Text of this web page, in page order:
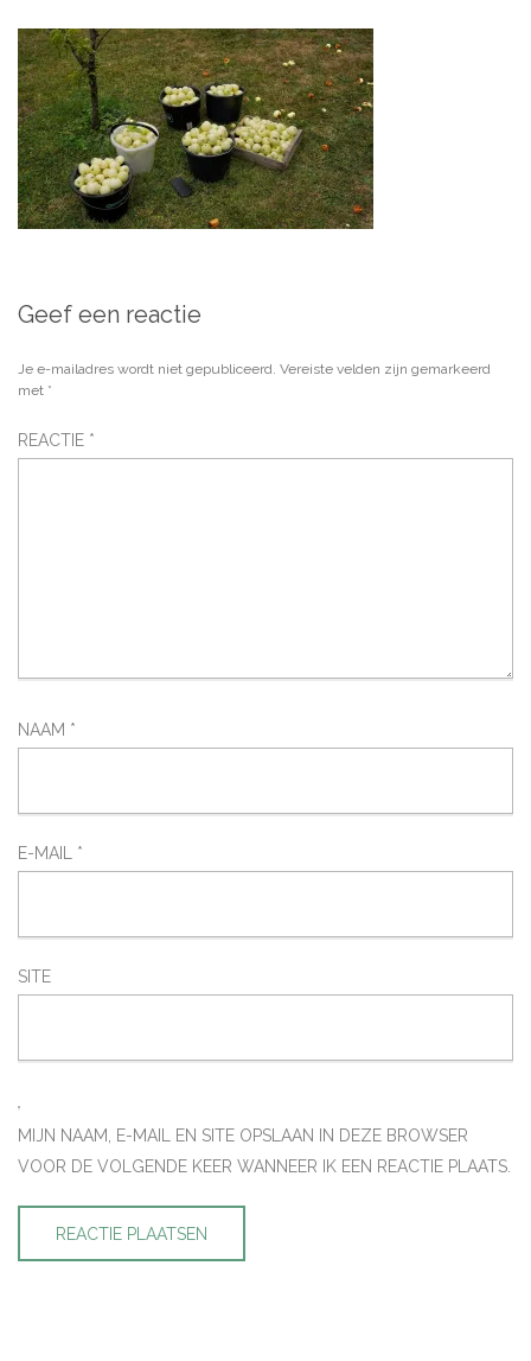
Geef een reactie
Je e-mailadres wordt niet gepubliceerd. Vereiste velden zijn gemarkeerd
met *
REACTIE *
NAAM *
E-MAIL *
SITE
MIJN NAAM, E-MAIL EN SITE OPSLAAN IN DEZE BROWSER
VOOR DE VOLGENDE KEER WANNEER IK EEN REACTIE PLAATS.